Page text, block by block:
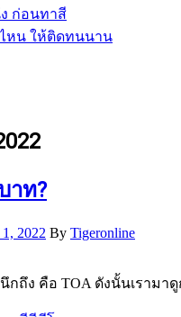
ก่อนทาสี
หน ให้ติดทนนาน
าท?
2022 By Tigeronline
ถึง คือ TOA ดังนั้นเรามา